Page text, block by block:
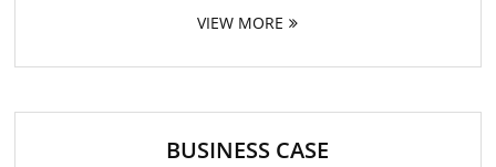
VIEW MORE
BUSINESS CASE